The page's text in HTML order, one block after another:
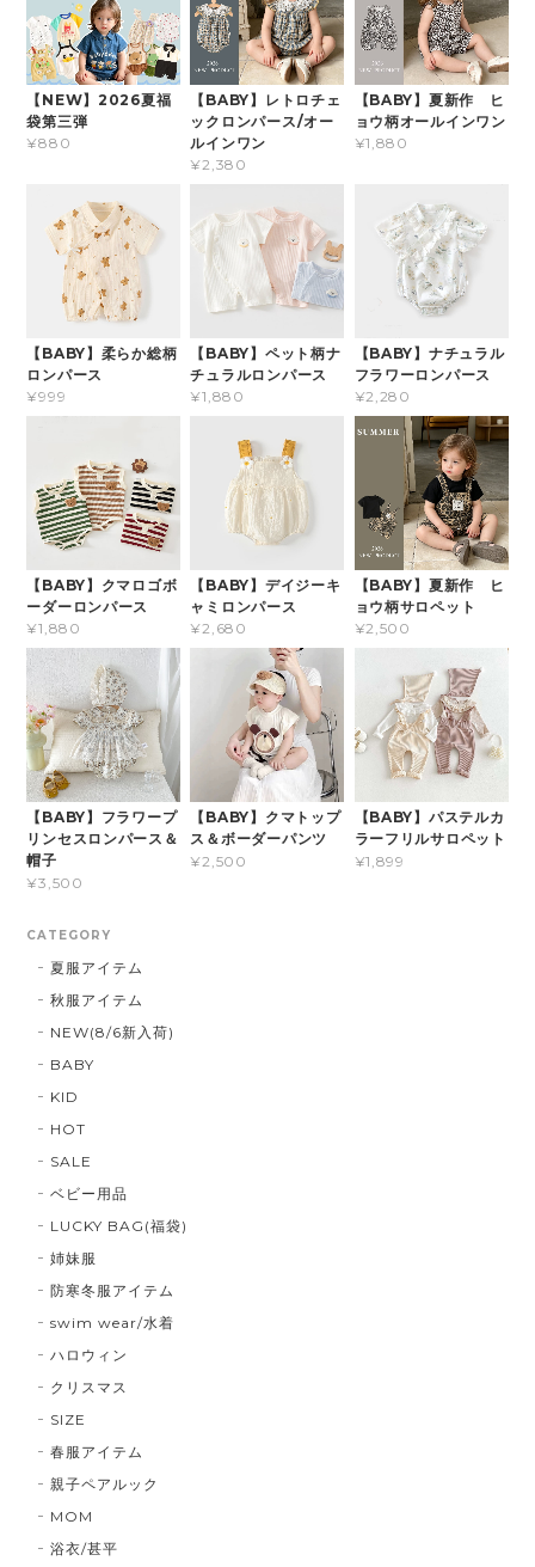
【NEW】2026夏福
袋第三弾
¥880
【BABY】レトロチェ
ックロンパース/オー
ルインワン
¥2,380
【BABY】夏新作 ヒ
ョウ柄オールインワン
¥1,880
【BABY】柔らか総柄
ロンパース
¥999
【BABY】ペット柄ナ
チュラルロンパース
¥1,880
【BABY】ナチュラル
フラワーロンパース
¥2,280
【BABY】クマロゴボ
ーダーロンパース
¥1,880
【BABY】デイジーキ
ャミロンパース
¥2,680
【BABY】夏新作 ヒ
ョウ柄サロペット
¥2,500
【BABY】フラワープ
リンセスロンパース＆
帽子
¥3,500
【BABY】クマトップ
ス＆ボーダーパンツ
¥2,500
【BABY】パステルカ
ラーフリルサロペット
¥1,899
CATEGORY
夏服アイテム
秋服アイテム
NEW(8/6新入荷)
BABY
KID
HOT
SALE
ベビー用品
LUCKY BAG(福袋)
姉妹服
防寒冬服アイテム
swim wear/水着
ハロウィン
クリスマス
SIZE
春服アイテム
親子ペアルック
MOM
浴衣/甚平